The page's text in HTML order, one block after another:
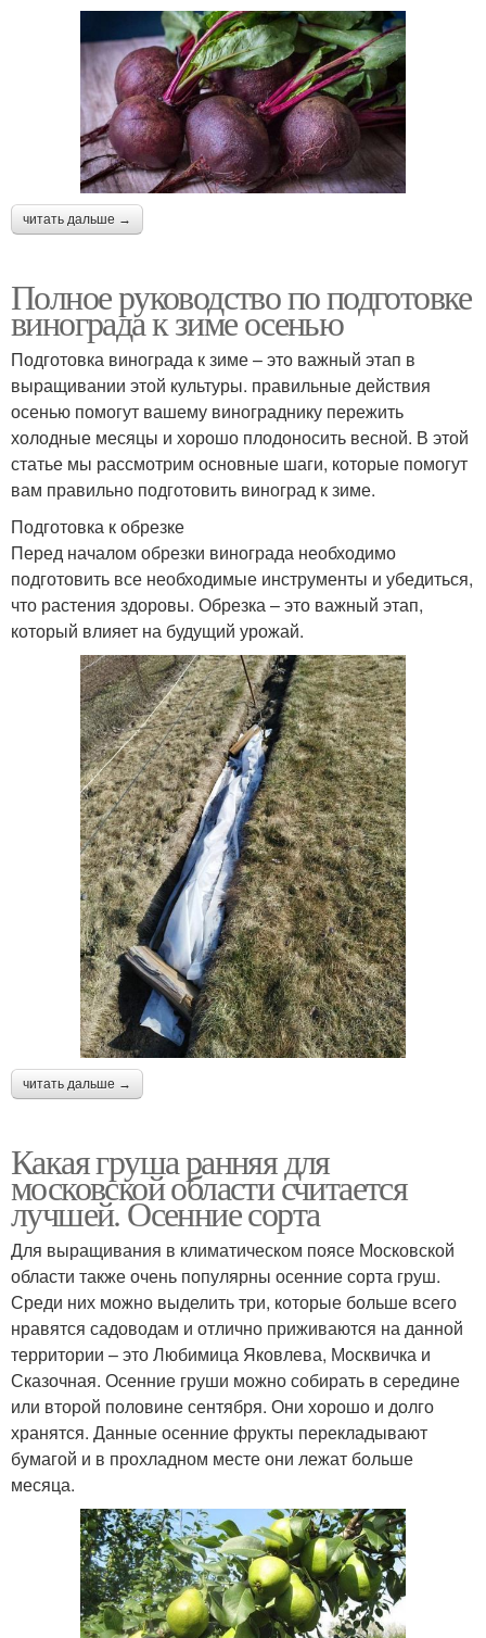
читать дальше →
Полное руководство по подготовке
винограда к зиме осенью
Подготовка винограда к зиме – это важный этап в
выращивании этой культуры. правильные действия
осенью помогут вашему винограднику пережить
холодные месяцы и хорошо плодоносить весной. В этой
статье мы рассмотрим основные шаги, которые помогут
вам правильно подготовить виноград к зиме.
Подготовка к обрезке
Перед началом обрезки винограда необходимо
подготовить все необходимые инструменты и убедиться,
что растения здоровы. Обрезка – это важный этап,
который влияет на будущий урожай.
читать дальше →
Какая груша ранняя для
московской области считается
лучшей. Осенние сорта
Для выращивания в климатическом поясе Московской
области также очень популярны осенние сорта груш.
Среди них можно выделить три, которые больше всего
нравятся садоводам и отлично приживаются на данной
территории – это Любимица Яковлева, Москвичка и
Сказочная. Осенние груши можно собирать в середине
или второй половине сентября. Они хорошо и долго
хранятся. Данные осенние фрукты перекладывают
бумагой и в прохладном месте они лежат больше
месяца.